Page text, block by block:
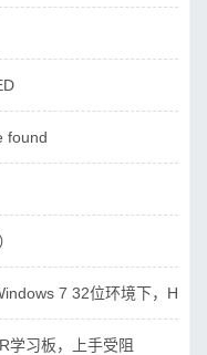
found
7 32位环境下，
学习板，上手受阻